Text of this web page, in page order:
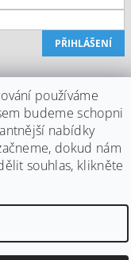
nastavení cookies
používáme
budeme schopni
nabídky
dokud nám
souhlas, klikněte